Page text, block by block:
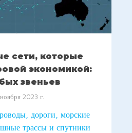
сети, которые
экономикой:
звеньев
2023 г.
дороги, морские
трассы и спутники